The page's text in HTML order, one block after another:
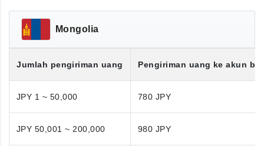
Mongolia
Jumlah pengiriman uang Pengiriman uang ke akun
JPY 1 ~ 50,000 780 JPY
JPY 50,001 ~ 200,000 980 JPY